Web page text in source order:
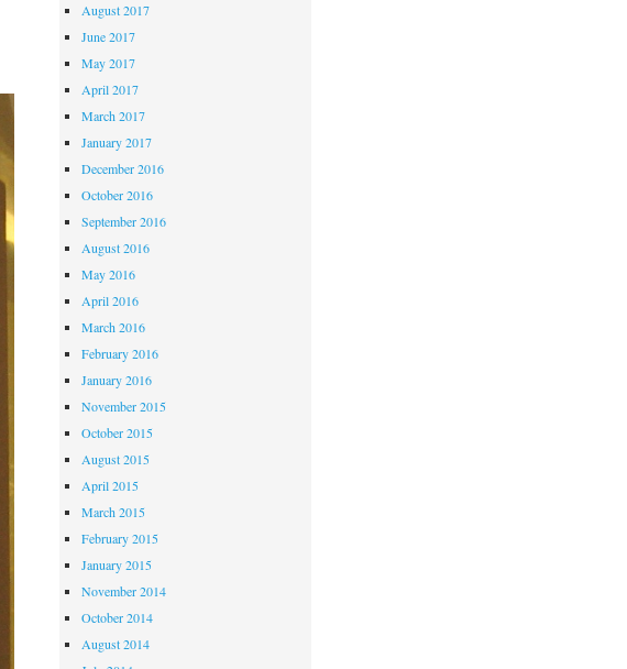
August 2017
June 2017
May 2017
April 2017
March 2017
January 2017
December 2016
October 2016
September 2016
August 2016
May 2016
April 2016
March 2016
February 2016
January 2016
November 2015
October 2015
August 2015
April 2015
March 2015
February 2015
January 2015
November 2014
October 2014
August 2014